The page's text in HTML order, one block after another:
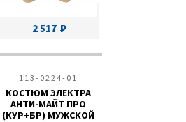
2 517
113-0224-01
КОСТЮМ ЭЛЕКТРА
АНТИ-МАЙТ ПРО
(КУР+БР) МУЖСКОЙ